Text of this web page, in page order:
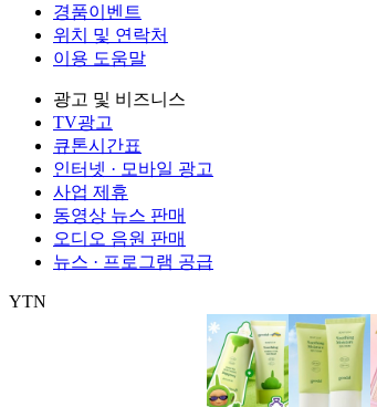
경품이벤트
위치 및 연락처
이용 도움말
광고 및 비즈니스
TV광고
큐톤시간표
인터넷 · 모바일 광고
사업 제휴
동영상 뉴스 판매
오디오 음원 판매
뉴스 · 프로그램 공급
YTN
서울특별시 마포구 상암산로 76 (
서울특별시 마포구 상암산로 76 (상암
대표전화: 02-398-8000 발
Copyright (c) YTN. All rights reserved. 무단 전